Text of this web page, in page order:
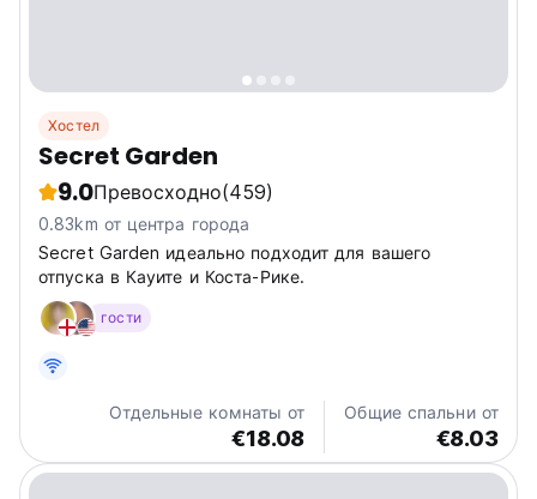
Хостел
Secret Garden
9.0Превосходно(459)
0.83km от центра города
Secret Garden идеально подходит для вашего
отпуска в Кауите и Коста-Рике.
гости
Отдельные комнаты от
€18.08
Общие спальни от
€8.03